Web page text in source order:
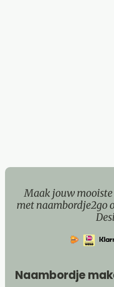
Maak jouw
met naambordje2go
Naambordje